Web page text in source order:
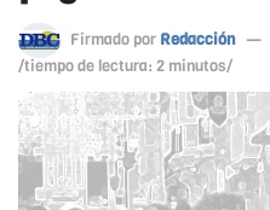
Firmado por Redacción
/tiempo de lectura: 2 minutos/